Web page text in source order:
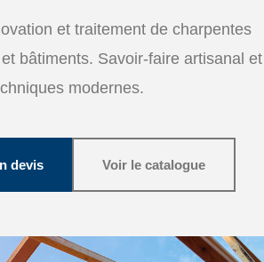
et traitement de charpentes
bâtiments. Savoir-faire artisanal et
modernes.
devis Voir le catalogue